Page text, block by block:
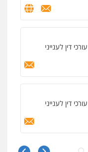
מיסים הלבנת הון
צווארון לבן פשיעה
אסירים